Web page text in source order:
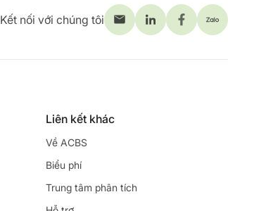
Kết nối với chúng tôi
Liên kết khác
Về ACBS
Biểu phí
Trung tâm phân tích